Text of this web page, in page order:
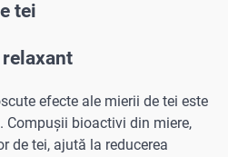
tei
efecte ale mierii de tei este
Compușii bioactivi din miere,
de tei, ajută la reducerea